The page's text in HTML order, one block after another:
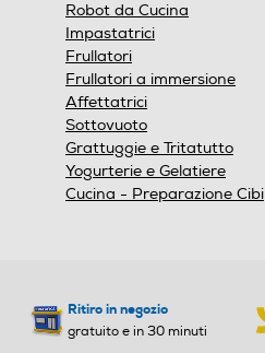
Robot da Cucina
Impastatrici
Frullatori
Frullatori a immersione
Affettatrici
Sottovuoto
Grattuggie e Tritatutto
Yogurterie e Gelatiere
Cucina - Preparazione Cibi
Ritiro in negozio
gratuito e in 30 minuti